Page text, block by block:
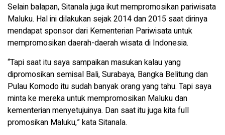
Selain balapan, Sitanala juga ikut mempromosikan pariwisata
Maluku. Hal ini dilakukan sejak 2014 dan 2015 saat dirinya
mendapat sponsor dari Kementerian Pariwisata untuk
mempromosikan daerah-daerah wisata di Indonesia.
“Tapi saat itu saya sampaikan masukan kalau yang
dipromosikan semisal Bali, Surabaya, Bangka Belitung dan
Pulau Komodo itu sudah banyak orang yang tahu. Tapi saya
minta ke mereka untuk mempromosikan Maluku dan
kementerian menyetujuinya. Dan saat itu juga kita full
promosikan Maluku,” kata Sitanala.